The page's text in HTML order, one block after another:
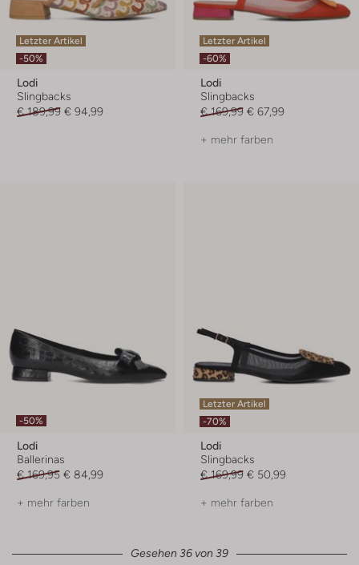
Letzter Artikel
-50%
Lodi
Slingbacks
€ 189,99 € 94,99
Letzter Artikel
-60%
Lodi
Slingbacks
€ 169,99 € 67,99
+ mehr farben
-50%
Lodi
Ballerinas
€ 169,95 € 84,99
+ mehr farben
Letzter Artikel
-70%
Lodi
Slingbacks
€ 169,99 € 50,99
+ mehr farben
Gesehen 36 von 39